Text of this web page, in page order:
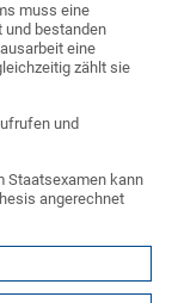
muss eine
und bestanden
eine
zählt sie
und
Staatsexamen kann
angerechnet